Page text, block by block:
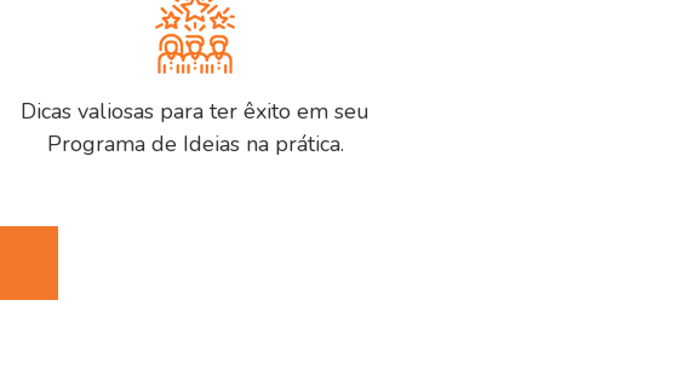
Dicas valiosas para ter êxito em seu
Programa de Ideias na prática.